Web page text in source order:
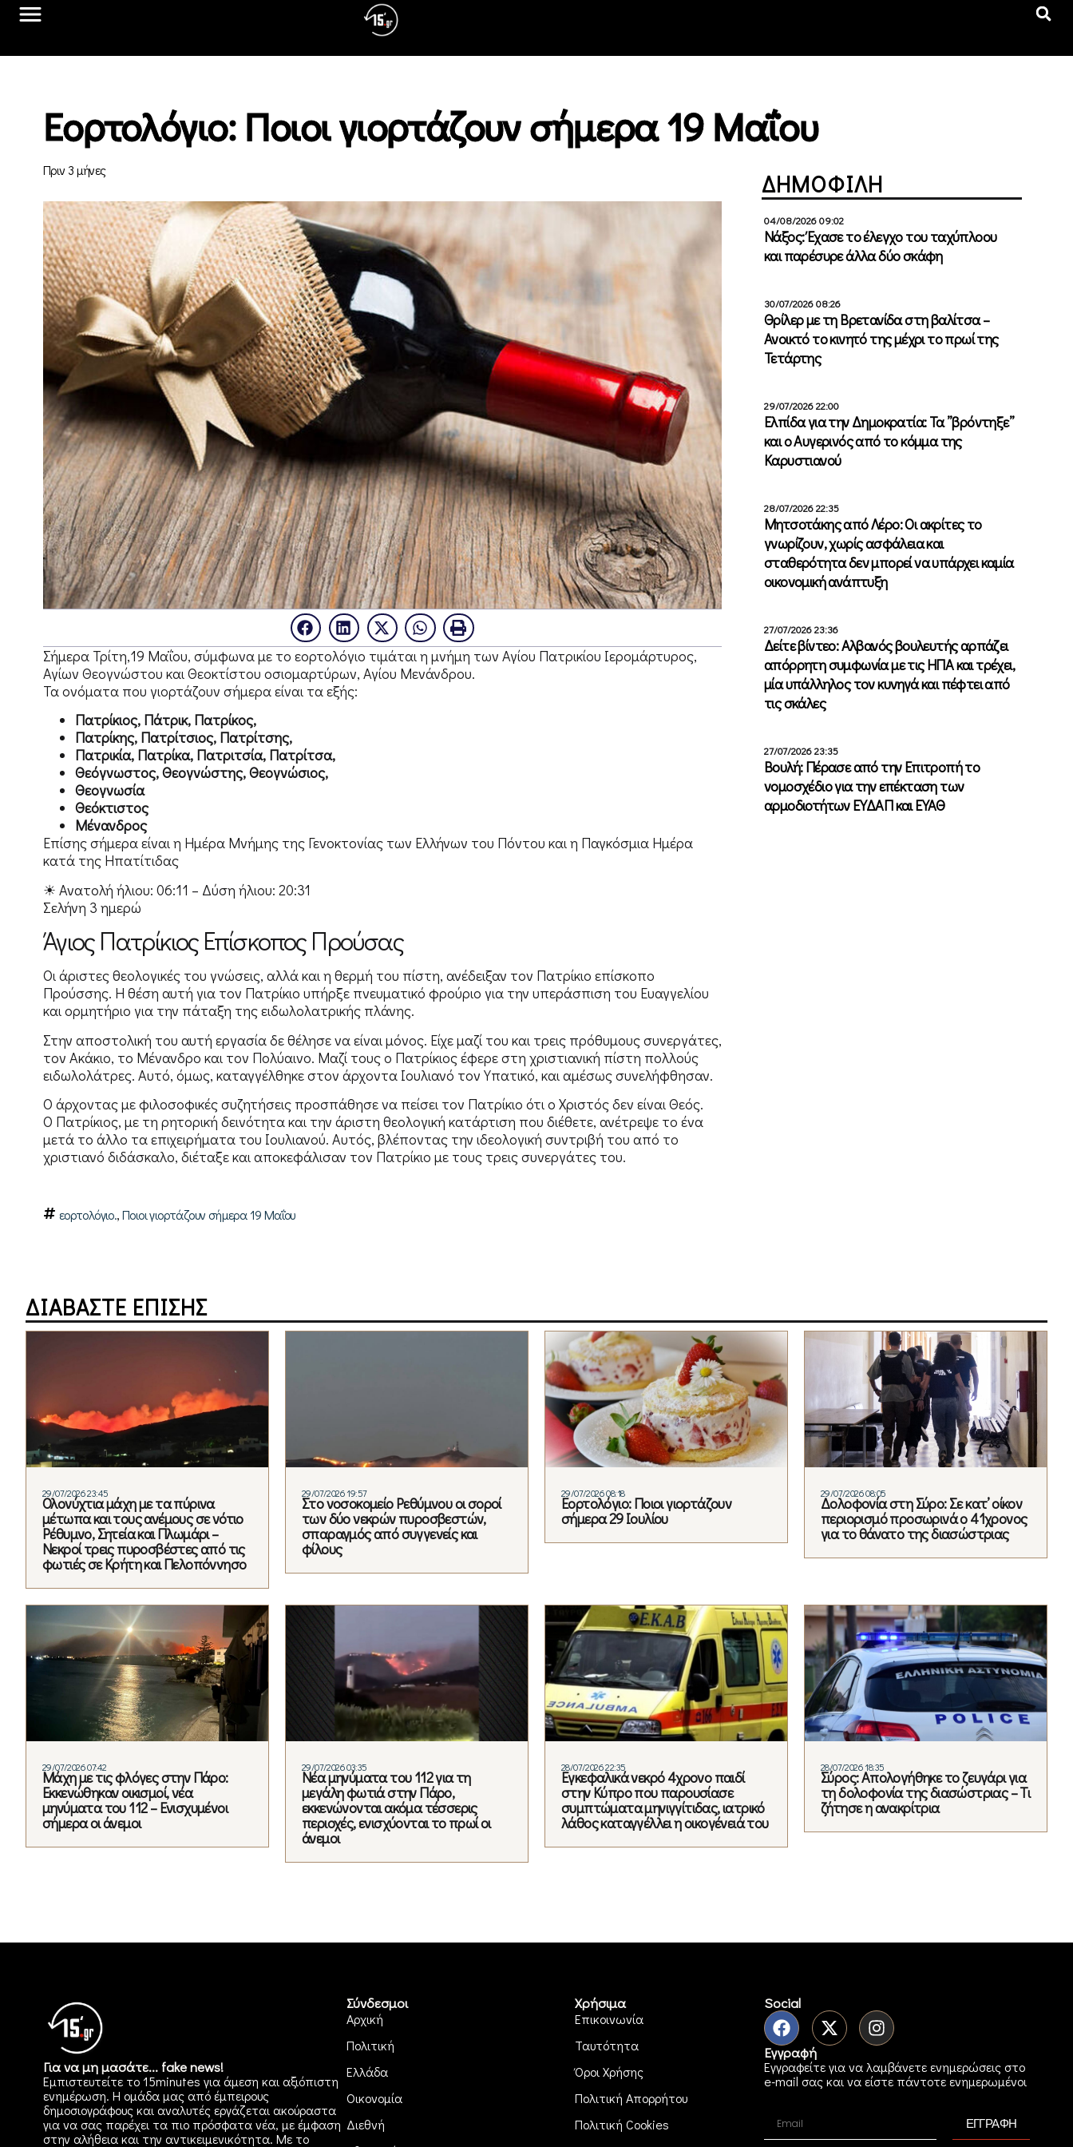
Εορτολόγιο: Ποιοι γιορτάζουν σήμερα 19 Μαΐου
Πριν 3 μήνες
Σήμερα Τρίτη,19 Μαΐου, σύμφωνα με το εορτολόγιο τιμάται η μνήμη των Αγίου Πατρικίου Ιερομάρτυρος,
Αγίων Θεογνώστου και Θεοκτίστου οσιομαρτύρων, Αγίου Μενάνδρου.
Τα ονόματα που γιορτάζουν σήμερα είναι τα εξής:
Πατρίκιος, Πάτρικ, Πατρίκος,
Πατρίκης, Πατρίτσιος, Πατρίτσης,
Πατρικία, Πατρίκα, Πατριτσία, Πατρίτσα,
Θεόγνωστος, Θεογνώστης, Θεογνώσιος,
Θεογνωσία
Θεόκτιστος
Μένανδρος
Επίσης σήμερα είναι η Ημέρα Μνήμης της Γενοκτονίας των Ελλήνων του Πόντου και η Παγκόσμια Ημέρα
κατά της Ηπατίτιδας
☀ Ανατολή ήλιου: 06:11 – Δύση ήλιου: 20:31
Σελήνη 3 ημερώ
Άγιος Πατρίκιος Επίσκοπος Προύσας
Οι άριστες θεολογικές του γνώσεις, αλλά και η θερμή του πίστη, ανέδειξαν τον Πατρίκιο επίσκοπο
Προύσσης. Η θέση αυτή για τον Πατρίκιο υπήρξε πνευματικό φρούριο για την υπεράσπιση του Ευαγγελίου
και ορμητήριο για την πάταξη της ειδωλολατρικής πλάνης.
Στην αποστολική του αυτή εργασία δε θέλησε να είναι μόνος. Είχε μαζί του και τρεις πρόθυμους συνεργάτες,
τον Ακάκιο, το Μένανδρο και τον Πολύαινο. Μαζί τους ο Πατρίκιος έφερε στη χριστιανική πίστη πολλούς
ειδωλολάτρες. Αυτό, όμως, καταγγέλθηκε στον άρχοντα Ιουλιανό τον Υπατικό, και αμέσως συνελήφθησαν.
Ο άρχοντας με φιλοσοφικές συζητήσεις προσπάθησε να πείσει τον Πατρίκιο ότι ο Χριστός δεν είναι Θεός.
Ο Πατρίκιος, με τη ρητορική δεινότητα και την άριστη θεολογική κατάρτιση που διέθετε, ανέτρεψε το ένα
μετά το άλλο τα επιχειρήματα του Ιουλιανού. Αυτός, βλέποντας την ιδεολογική συντριβή του από το
χριστιανό διδάσκαλο, διέταξε και αποκεφάλισαν τον Πατρίκιο με τους τρεις συνεργάτες του.
εορτολόγιο.,Ποιοι γιορτάζουν σήμερα 19 Μαΐου
ΔΗΜΟΦΙΛΗ
04/08/2026 09:02
Νάξος: Έχασε το έλεγχο του ταχύπλοου
και παρέσυρε άλλα δύο σκάφη
30/07/2026 08:26
Θρίλερ με τη Βρετανίδα στη βαλίτσα –
Ανοικτό το κινητό της μέχρι το πρωί της
Τετάρτης
29/07/2026 22:00
Ελπίδα για την Δημοκρατία: Τα ”βρόντηξε”
και ο Αυγερινός από το κόμμα της
Καρυστιανού
28/07/2026 22:35
Μητσοτάκης από Λέρο: Οι ακρίτες το
γνωρίζουν, χωρίς ασφάλεια και
σταθερότητα δεν μπορεί να υπάρχει καμία
οικονομική ανάπτυξη
27/07/2026 23:36
Δείτε βίντεο: Αλβανός βουλευτής αρπάζει
απόρρητη συμφωνία με τις ΗΠΑ και τρέχει,
μία υπάλληλος τον κυνηγά και πέφτει από
τις σκάλες
27/07/2026 23:35
Βουλή: Πέρασε από την Επιτροπή το
νομοσχέδιο για την επέκταση των
αρμοδιοτήτων ΕΥΔΑΠ και ΕΥΑΘ
ΔΙΑΒΑΣΤΕ ΕΠΙΣΗΣ
29/07/2026 23:45
Ολονύχτια μάχη με τα πύρινα
μέτωπα και τους ανέμους σε νότιο
Ρέθυμνο, Σητεία και Πλωμάρι –
Νεκροί τρεις πυροσβέστες από τις
φωτιές σε Κρήτη και Πελοπόννησο
29/07/2026 19:57
Στο νοσοκομείο Ρεθύμνου οι σοροί
των δύο νεκρών πυροσβεστών,
σπαραγμός από συγγενείς και
φίλους
29/07/2026 08:18
Εορτολόγιο: Ποιοι γιορτάζουν
σήμερα 29 Ιουλίου
29/07/2026 08:05
Δολοφονία στη Σύρο: Σε κατ’ οίκον
περιορισμό προσωρινά ο 41χρονος
για το θάνατο της διασώστριας
29/07/2026 07:42
Μάχη με τις φλόγες στην Πάρο:
Εκκενώθηκαν οικισμοί, νέα
μηνύματα του 112 – Ενισχυμένοι
σήμερα οι άνεμοι
29/07/2026 03:35
Νέα μηνύματα του 112 για τη
μεγάλη φωτιά στην Πάρο,
εκκενώνονται ακόμα τέσσερις
περιοχές, ενισχύονται το πρωί οι
άνεμοι
28/07/2026 22:35
Εγκεφαλικά νεκρό 4χρονο παιδί
στην Κύπρο που παρουσίασε
συμπτώματα μηνιγγίτιδας, ιατρικό
λάθος καταγγέλλει η οικογένειά του
28/07/2026 18:35
Σύρος: Απολογήθηκε το ζευγάρι για
τη δολοφονία της διασώστριας – Τι
ζήτησε η ανακρίτρια
Για να μη μασάτε... fake news!
Εμπιστευτείτε το 15minutes για άμεση και αξιόπιστη
ενημέρωση. Η ομάδα μας από έμπειρους
δημοσιογράφους και αναλυτές εργάζεται ακούραστα
για να σας παρέχει τα πιο πρόσφατα νέα, με έμφαση
στην αλήθεια και την αντικειμενικότητα. Με το
Σύνδεσμοι
Αρχική
Πολιτική
Ελλάδα
Οικονομία
Διεθνή
Χρήσιμα
Επικοινωνία
Ταυτότητα
Όροι Χρήσης
Πολιτική Απορρήτου
Πολιτική Cookies
Social
Εγγραφή
Εγγραφείτε για να λαμβάνετε ενημερώσεις στο
e-mail σας και να είστε πάντοτε ενημερωμένοι
ΕΓΓΡΑΦΗ